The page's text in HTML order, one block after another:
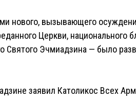
нового, вызывающего
Церкви, национального
Святого Эчмиадзина — было
заявил Католикос Всех